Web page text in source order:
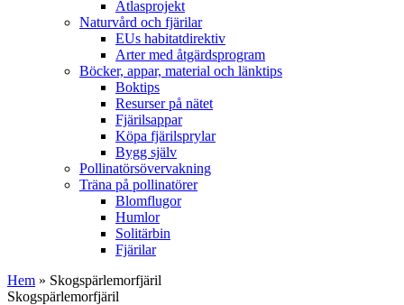
Atlasprojekt
Naturvård och fjärilar
EUs habitatdirektiv
Arter med åtgärdsprogram
Böcker, appar, material och länktips
Boktips
Resurser på nätet
Fjärilsappar
Köpa fjärilsprylar
Bygg själv
Pollinatörsövervakning
Träna på pollinatörer
Blomflugor
Humlor
Solitärbin
Fjärilar
Hem » Skogspärlemorfjäril
Skogspärlemorfjäril